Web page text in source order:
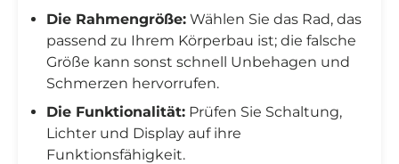
Die Rahmengröße: Wählen Sie das Rad, das
passend zu Ihrem Körperbau ist; die falsche
Größe kann sonst schnell Unbehagen und
Schmerzen hervorrufen.
Die Funktionalität: Prüfen Sie Schaltung,
Lichter und Display auf ihre
Funktionsfähigkeit.